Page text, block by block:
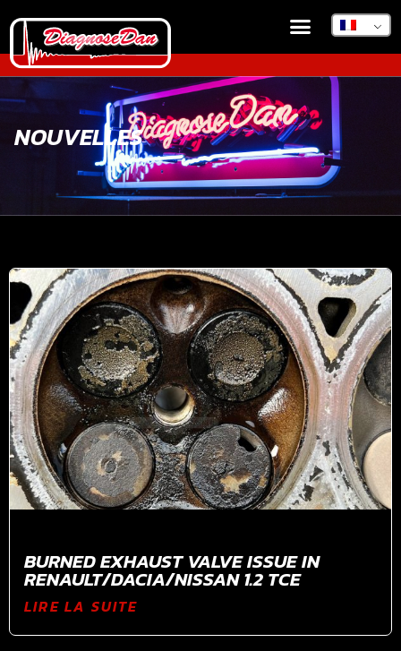
NOUVELLES
BURNED EXHAUST VALVE ISSUE IN
RENAULT/DACIA/NISSAN 1.2 TCE
LIRE LA SUITE